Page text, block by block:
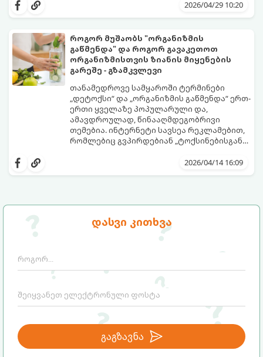
დასვი კითხვა
გაგზავნა
2026/04/29 10:20
როგორ მუშაობს "ორგანიზმის
გაწმენდა" და როგორ გავაკეთოთ
ორგანიზმისთვის ზიანის მიყენების
გარეშე - გზამკვლევი
თანამედროვე სამყაროში ტერმინები
„დეტოქსი“ და „ორგანიზმის გაწმენდა“ ერთ-
ერთი ყველაზე პოპულარული და,
ამავდროულად, წინააღმდეგობრივი
თემებია. ინტერნეტი სავსეა რეკლამებით,
რომლებიც გვპირდებიან „ტოქსინებისგან
წვენების ან მკაცრი დიეტების მეშვეობით.
მათი ეფექტი და რას ფიქრობს ამაზე
2026/04/14 16:09